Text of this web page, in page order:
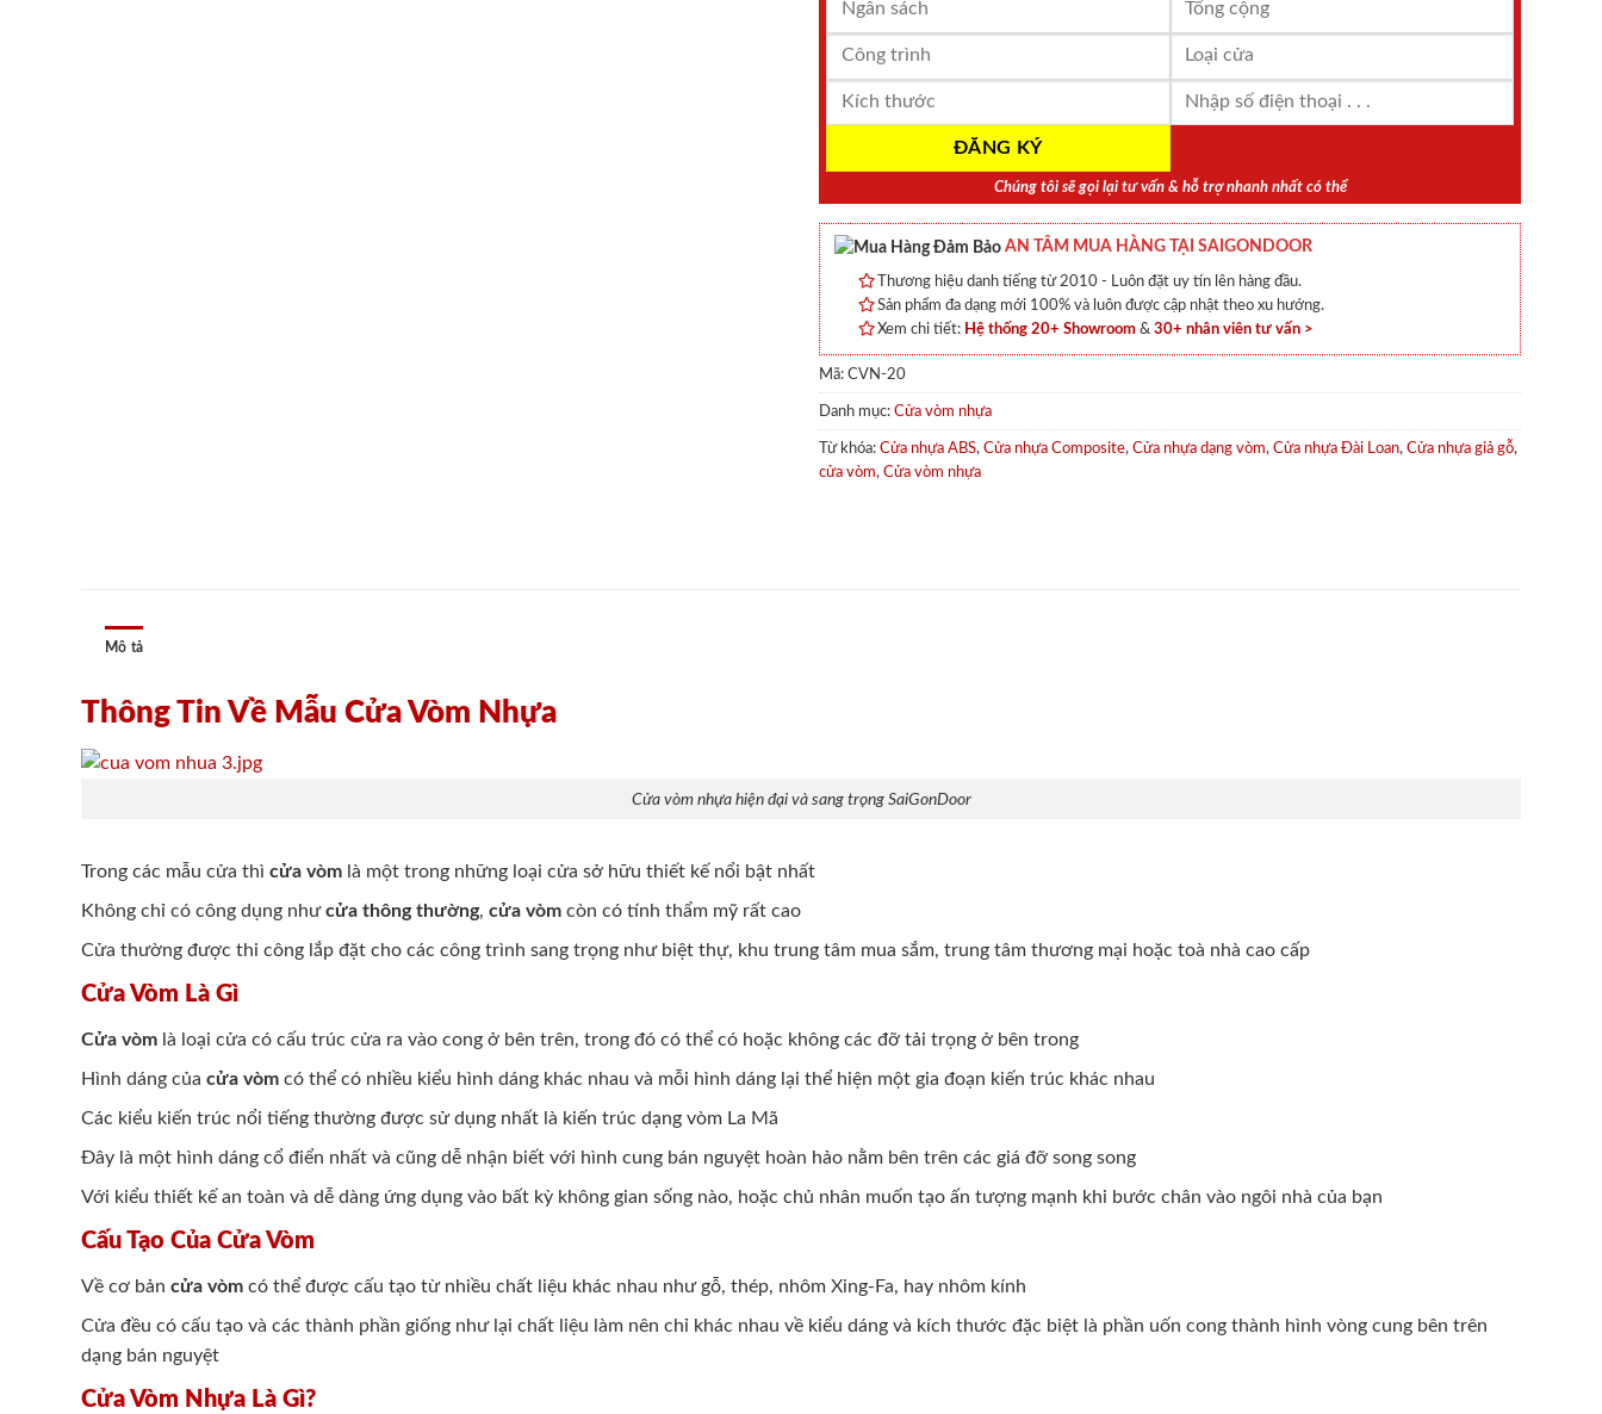
Chúng tôi sẽ gọi lại tư vấn & hỗ trợ nhanh nhất có thể
AN TÂM MUA HÀNG TẠI SAIGONDOOR
Thương hiệu danh tiếng từ 2010 - Luôn đặt uy tín lên hàng đầu.
Sản phẩm đa dạng mới 100% và luôn được cập nhật theo xu hướng.
Xem chi tiết: Hệ thống 20+ Showroom & 30+ nhân viên tư vấn >
Mã: CVN-20
Danh mục: Cửa vòm nhựa
Từ khóa: Cửa nhựa ABS, Cửa nhựa Composite, Cửa nhựa dạng vòm, Cửa nhựa Đài Loan, Cửa nhựa giả gỗ,
cửa vòm, Cửa vòm nhựa
Mô tả
Thông Tin Về Mẫu Cửa Vòm Nhựa
Cửa vòm nhựa hiện đại và sang trọng SaiGonDoor
Trong các mẫu cửa thì cửa vòm là một trong những loại cửa sở hữu thiết kế nổi bật nhất
Không chỉ có công dụng nhưcửa thông thường, cửa vòm còn có tính thẩm mỹ rất cao
Cửa thường được thi công lắp đặt cho các công trình sang trọng như biệt thự, khu trung tâm mua sắm, trung tâm thương mại hoặc toà nhà cao cấp
Cửa Vòm Là Gì
Cửa vòm là loại cửa có cấu trúc cửa ra vào cong ở bên trên, trong đó có thể có hoặc không các đỡ tải trọng ở bên trong
Hình dáng của cửa vòm có thể có nhiều kiểu hình dáng khác nhau và mỗi hình dáng lại thể hiện một gia đoạn kiến trúc khác nhau
Các kiểu kiến trúc nổi tiếng thường được sử dụng nhất là kiến trúc dạng vòm La Mã
Đây là một hình dáng cổ điển nhất và cũng dễ nhận biết với hình cung bán nguyệt hoàn hảo nằm bên trên các giá đỡ song song
Với kiểu thiết kế an toàn và dễ dàng ứng dụng vào bất kỳ không gian sống nào, hoặc chủ nhân muốn tạo ấn tượng mạnh khi bước chân vào ngôi nhà của bạn
Cấu Tạo Của Cửa Vòm
Về cơ bản cửa vòm có thể được cấu tạo từ nhiều chất liệu khác nhau như gỗ, thép, nhôm Xing-Fa, hay nhôm kính
Cửa đều có cấu tạo và các thành phần giống như lại chất liệu làm nên chỉ khác nhau về kiểu dáng và kích thước đặc biệt là phần uốn cong thành hình vòng cung bên trên
dạng bán nguyệt
Cửa Vòm Nhựa Là Gì?